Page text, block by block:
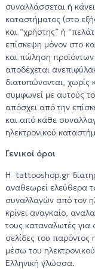
συναλλάσσεται ή
καταστήματος (στο
και “χρήστης” ή
επίσκεψη μόνον στο
και πώληση προϊόντων
αποδέχεται
διατυπώνονται, χωρίς
συμφωνεί με αυτούς
απόσχει από την
και από κάθε
ηλεκτρονικού
Γενικοί όροι
Η tattooshop.gr
αναθεωρεί ελεύθερα
συναλλαγών από τον
κρίνει αναγκαίο,
τους καταναλωτές για
σελίδες του παρόντος
μέσω του
Ελληνική γλώσσα.